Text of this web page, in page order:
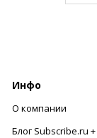
Инфо
О компании
Блог Subscribe.ru +